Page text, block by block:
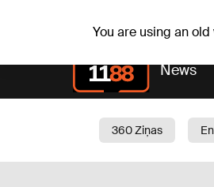
You are using an
News
360 Ziņas